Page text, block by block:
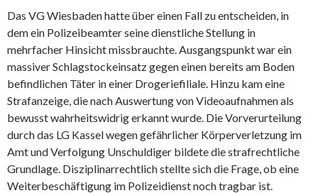
Das VG Wiesbaden hatte über einen Fall zu entscheiden, in
dem ein Polizeibeamter seine dienstliche Stellung in
mehrfacher Hinsicht missbrauchte. Ausgangspunkt war ein
massiver Schlagstockeinsatz gegen einen bereits am Boden
befindlichen Täter in einer Drogeriefiliale. Hinzu kam eine
Strafanzeige, die nach Auswertung von Videoaufnahmen als
bewusst wahrheitswidrig erkannt wurde. Die Vorverurteilung
durch das LG Kassel wegen gefährlicher Körperverletzung im
Amt und Verfolgung Unschuldiger bildete die strafrechtliche
Grundlage. Disziplinarrechtlich stellte sich die Frage, ob eine
Weiterbeschäftigung im Polizeidienst noch tragbar ist.